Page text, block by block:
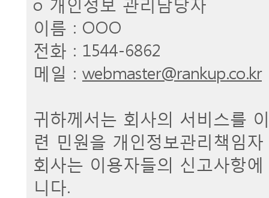
이름 : OOO
전화 : 1544-6862
메일 : webmaster@rankup.co.kr
귀하께서는 회사의 서비스를
련 민원을 개인정보관리책임
회사는 이용자들의 신고사항
니다.